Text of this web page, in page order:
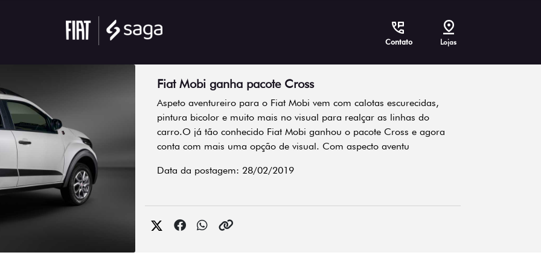
Contato Lojas
Fiat Mobi ganha pacote Cross
Aspeto aventureiro para o Fiat Mobi vem com calotas escurecidas,
pintura bicolor e muito mais no visual para realçar as linhas do
carro.O já tão conhecido Fiat Mobi ganhou o pacote Cross e agora
conta com mais uma opção de visual. Com aspecto aventu
Data da postagem: 28/02/2019